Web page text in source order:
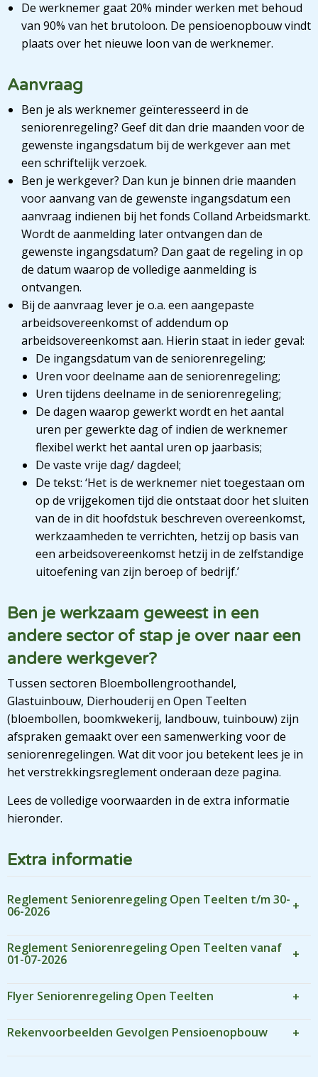
De werknemer gaat 20% minder werken met behoud
van 90% van het brutoloon. De pensioenopbouw vindt
plaats over het nieuwe loon van de werknemer.
Aanvraag
Ben je als werknemer geïnteresseerd in de
seniorenregeling? Geef dit dan drie maanden voor de
gewenste ingangsdatum bij de werkgever aan met
een schriftelijk verzoek.
Ben je werkgever? Dan kun je binnen drie maanden
voor aanvang van de gewenste ingangsdatum een
aanvraag indienen bij het fonds Colland Arbeidsmarkt.
Wordt de aanmelding later ontvangen dan de
gewenste ingangsdatum? Dan gaat de regeling in op
de datum waarop de volledige aanmelding is
ontvangen.
Bij de aanvraag lever je o.a. een aangepaste
arbeidsovereenkomst of addendum op
arbeidsovereenkomst aan. Hierin staat in ieder geval:
De ingangsdatum van de seniorenregeling;
Uren voor deelname aan de seniorenregeling;
Uren tijdens deelname in de seniorenregeling;
De dagen waarop gewerkt wordt en het aantal
uren per gewerkte dag of indien de werknemer
flexibel werkt het aantal uren op jaarbasis;
De vaste vrije dag/ dagdeel;
De tekst: ‘Het is de werknemer niet toegestaan om
op de vrijgekomen tijd die ontstaat door het sluiten
van de in dit hoofdstuk beschreven overeenkomst,
werkzaamheden te verrichten, hetzij op basis van
een arbeidsovereenkomst hetzij in de zelfstandige
uitoefening van zijn beroep of bedrijf.’
Ben je werkzaam geweest in een
andere sector of stap je over naar een
andere werkgever?
Tussen sectoren Bloembollengroothandel,
Glastuinbouw, Dierhouderij en Open Teelten
(bloembollen, boomkwekerij, landbouw, tuinbouw) zijn
afspraken gemaakt over een samenwerking voor de
seniorenregelingen. Wat dit voor jou betekent lees je in
het verstrekkingsreglement onderaan deze pagina.
Lees de volledige voorwaarden in de extra informatie
hieronder.
Extra informatie
Reglement Seniorenregeling Open Teelten t/m 30-
06-2026
Reglement Seniorenregeling Open Teelten vanaf
01-07-2026
Flyer Seniorenregeling Open Teelten
Rekenvoorbeelden Gevolgen Pensioenopbouw